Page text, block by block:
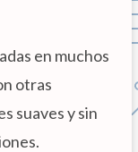
en muchos
otras
suaves y sin